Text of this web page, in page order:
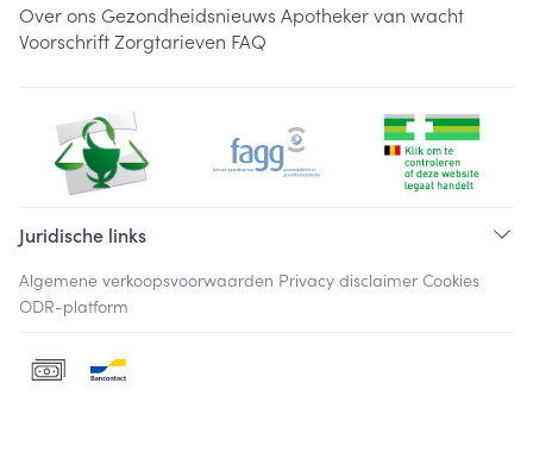
Over ons Gezondheidsnieuws Apotheker van wacht
VoorschriftZorgtarieven FAQ
Juridische links
Algemene verkoopsvoorwaarden Privacy disclaimer Cookies
ODR-platform